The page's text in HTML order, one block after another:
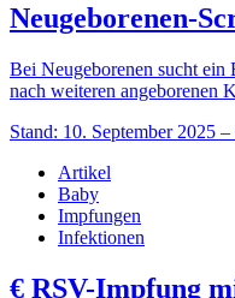
Neugeborenen-
Bei Neugeborenen sucht ein
nach weiteren angeborenen
Stand: 10. September 2025 –
Artikel
Baby
Impfungen
Infektionen
€ RSV-Impfung